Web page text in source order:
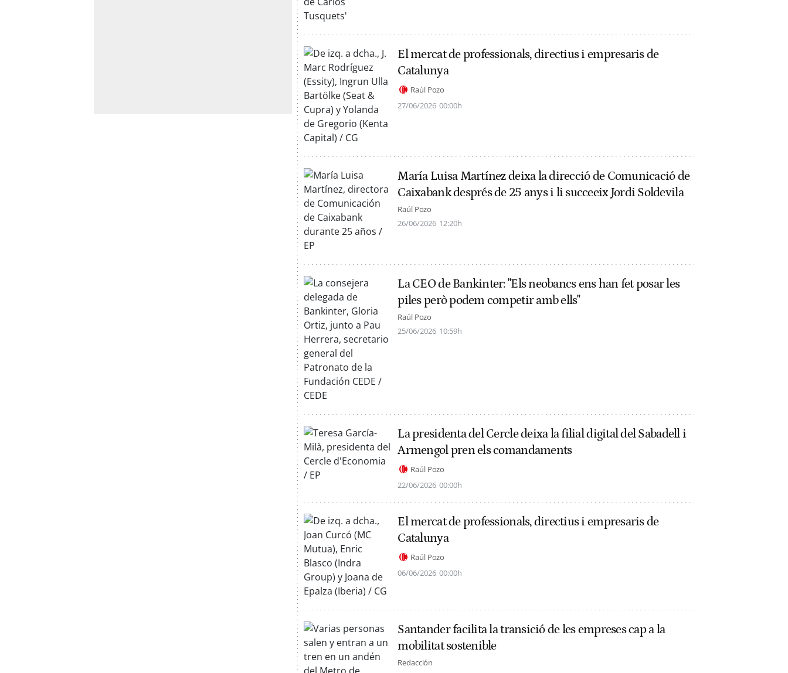
El mercat de professionals, directius i empresaris de
Catalunya
Raúl Pozo
27/06/2026 00:00h
María Luisa Martínez deixa la direcció de Comunicació de
Caixabank després de 25 anys i li succeeix Jordi Soldevila
Raúl Pozo
26/06/2026 12:20h
La CEO de Bankinter: "Els neobancs ens han fet posar les
piles però podem competir amb ells"
Raúl Pozo
25/06/2026 10:59h
La presidenta del Cercle deixa la filial digital del Sabadell i
Armengol pren els comandaments
Raúl Pozo
22/06/2026 00:00h
El mercat de professionals, directius i empresaris de
Catalunya
Raúl Pozo
06/06/2026 00:00h
Santander facilita la transició de les empreses cap a la
mobilitat sostenible
Redacción